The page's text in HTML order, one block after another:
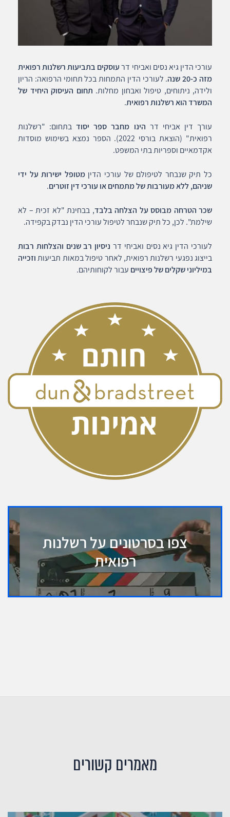
עורכי הדין גיא נסים ואביחי דרעוסקים בתביעות רשלנות רפואית
מזה כ-20 שנה
. לעורכי הדין התמחות בכל תחומי הרפואה: הריון
ולידה, ניתוחים, טיפול ואבחון מחלות. תחום העיסוק היחיד של
המשרד הוא רשלנות רפואית.
עורך דין אביחי דר הינו מחבר ספר יסודבתחום: "רשלנות
רפואית" (הוצאת בורסי 2022). הספר נמצא בשימוש מוסדות
אקדמאיים וספריות בתי המשפט.
כל תיק שנבחר לטיפולם של עורכי הדיןמטופל ישירות על ידי
שניהם, ללא מעורבות של מתמחים או עורכי דין זוטרים.
שכר הטרחה מבוסס על הצלחה בלבד, בבחינת "לא זכית – לא
שילמת". לכן, כל תיק שנבחר לטיפול עורכי הדין נבדק בקפידה.
לעורכי הדין גיא נסים ואביחי דר ניסיון רב שנים והצלחות רבות
בייצוג נפגעי רשלנות רפואית, לאחר טיפול במאות תביעותוזכייה
במיליוני שקלים של פיצויים עבור לקוחותיהם.
צפו בסרטונים על רשלנות
רפואית
מאמרים קשורים